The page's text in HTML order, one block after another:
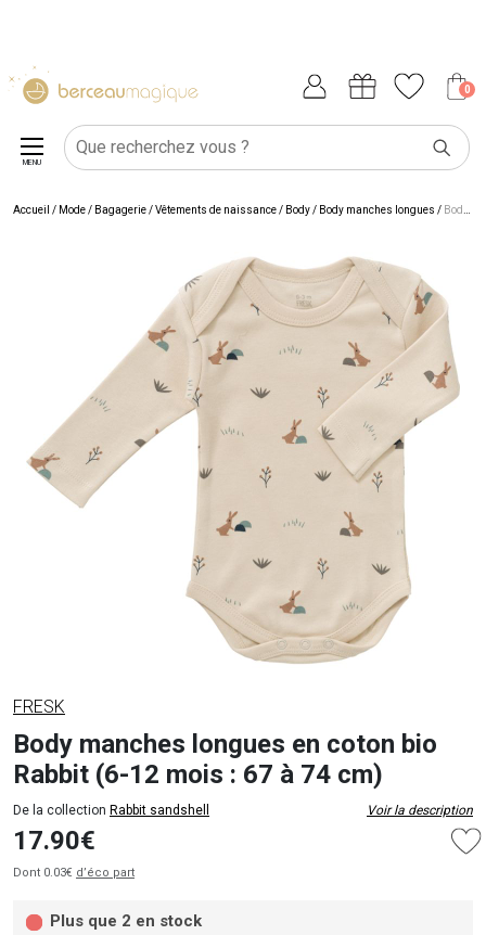
0
MENU
Accueil / Mode / Bagagerie/Vêtements de naissance/ Body/ Body manches longues / Body manches longues en coton bio Rabbit (6-12 mois : 67 à 74 cm)
FRESK
Body manches longues en coton bio
Rabbit (6-12 mois : 67 à 74 cm)
De la collection Rabbit sandshell Voir la description
17.90€
Dont 0.03€ d’éco part
Plus que 2 en stock